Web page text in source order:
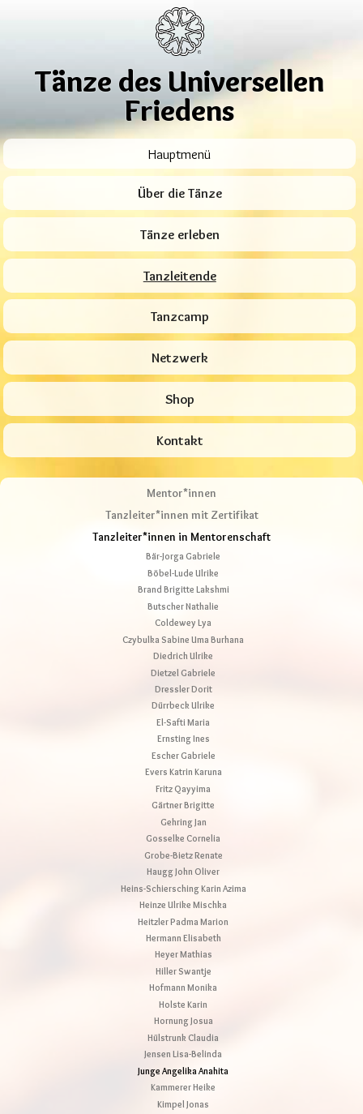
Tänze des Universellen
Friedens
Hauptmenü
Über die Tänze
Tänze erleben
Tanzleitende
Tanzcamp
Netzwerk
Shop
Kontakt
Mentor*innen
Tanzleiter*innen mit Zertifikat
Tanzleiter*innen in Mentorenschaft
Bär-Jorga Gabriele
Böbel-Lude Ulrike
Brand Brigitte Lakshmi
Butscher Nathalie
Coldewey Lya
Czybulka Sabine Uma Burhana
Diedrich Ulrike
Dietzel Gabriele
Dressler Dorit
Dürrbeck Ulrike
El-Safti Maria
Ernsting Ines
Escher Gabriele
Evers Katrin Karuna
Fritz Qayyima
Gärtner Brigitte
Gehring Jan
Gosselke Cornelia
Grobe-Bietz Renate
Haugg John Oliver
Heins-Schiersching Karin Azima
Heinze Ulrike Mischka
Heitzler Padma Marion
Hermann Elisabeth
Heyer Mathias
Hiller Swantje
Hofmann Monika
Holste Karin
Hornung Josua
Hülstrunk Claudia
Jensen Lisa-Belinda
Junge Angelika Anahita
Kammerer Heike
Kimpel Jonas